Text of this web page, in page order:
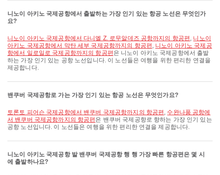
니노이 아키노 국제공항에서 출발하는 가장 인기 있는 항공 노선은 무엇인가
요?
니노이 아키노 국제공항에서 다니엘 Z. 로무알데즈 공항까지의 항공편 , 니노이
아키노 국제공항에서 막탄 세부 국제공항까지의 항공편 , 니노이 아키노 국제공
항에서 일로일로 국제공항까지의 항공편 은 니노이 아키노 국제공항에서 출발
하는 가장 인기 있는 공항 노선입니다. 이 노선들은 여행을 위한 편리한 연결을
제공합니다.
밴쿠버 국제공항로 가는 가장 인기 있는 항공 노선은 무엇인가요?
토론토 피어슨 국제공항에서 밴쿠버 국제공항까지의 항공편 , 수완나품 공항에
서 밴쿠버 국제공항까지의 항공편 은 밴쿠버 국제공항로 향하는 가장 인기 있는
공항 노선입니다. 이 노선들은 여행을 위한 편리한 연결을 제공합니다.
니노이 아키노 국제공항 발 밴쿠버 국제공항 행 행 가장 빠른 항공편은 몇 시
에 출발하나요?